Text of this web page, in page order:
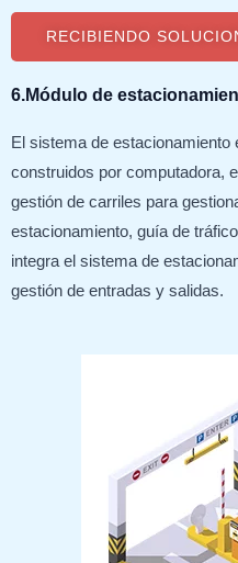
RECIBIENDO
6.Módulo de
El sistema de estacionamiento
construidos por computadora,
gestión de carriles para
estacionamiento, guía de
integra el sistema de
gestión de entradas y salidas.